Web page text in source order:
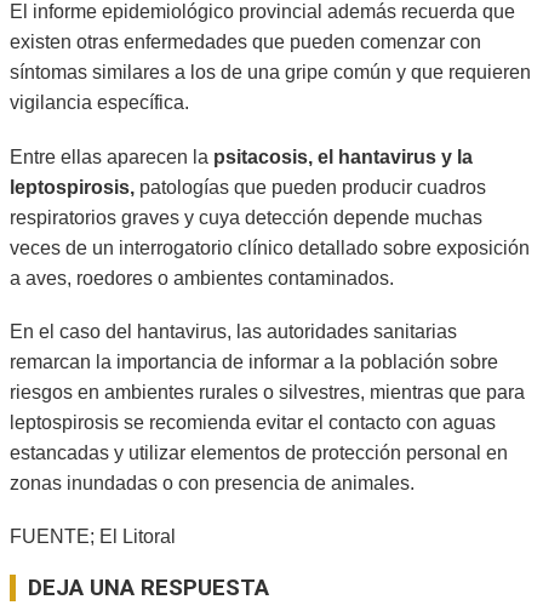
El informe epidemiológico provincial además recuerda que
existen otras enfermedades que pueden comenzar con
síntomas similares a los de una gripe común y que requieren
vigilancia específica.
Entre ellas aparecen la psitacosis, el hantavirus y la
leptospirosis, patologías que pueden producir cuadros
respiratorios graves y cuya detección depende muchas
veces de un interrogatorio clínico detallado sobre exposición
a aves, roedores o ambientes contaminados.
En el caso del hantavirus, las autoridades sanitarias
remarcan la importancia de informar a la población sobre
riesgos en ambientes rurales o silvestres, mientras que para
leptospirosis se recomienda evitar el contacto con aguas
estancadas y utilizar elementos de protección personal en
zonas inundadas o con presencia de animales.
FUENTE; El Litoral
2026-
05-
DEJA UNA RESPUESTA